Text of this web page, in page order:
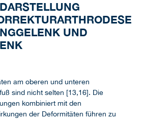
UND
am oberen und unteren
sind nicht selten [13,16]. Die
kombiniert mit den
der Deformitäten führen zu